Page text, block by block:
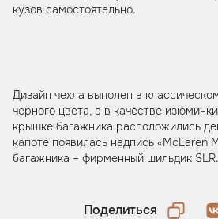
кузов самостоятельно.
Дизайн чехла выполен в
черного цвета, а в качестве
крышке багажника расположились
капоте появилась надпись «McLaren
багажника – фирменный шильдик SLR.
Поделиться